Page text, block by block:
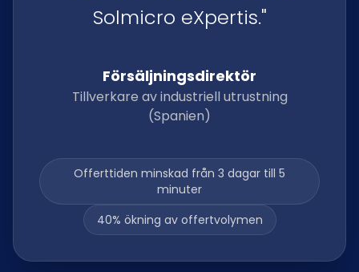
Solmicro eXpertis."
Försäljningsdirektör
Tillverkare av industriell utrustning
(Spanien)
Offerttiden minskad från 3 dagar till 5
minuter
40% ökning av offertvolymen